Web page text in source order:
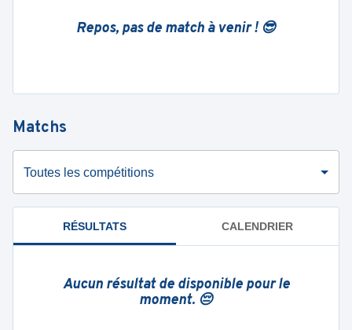
Repos, pas de match à venir ! 😎
Matchs
Toutes les compétitions
RÉSULTATS CALENDRIER
Aucun résultat de disponible pour le
moment. 😔